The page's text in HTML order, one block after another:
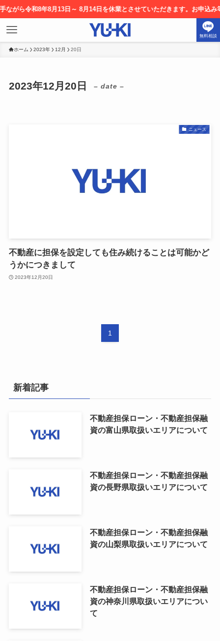
和8年8月13日～ 8月14日を休業とさせていただきます。お申込み等につき
無料相談
ホーム 2023年 12月 20日
2023年12月20日 – date –
ニュース
不動産に担保を設定しても住み続けることは可能かど
うかにつきまして
2023年12月20日
1
新着記事
不動産担保ローン・不動産担保融
資の富山県取扱いエリアについて
不動産担保ローン・不動産担保融
資の長野県取扱いエリアについて
不動産担保ローン・不動産担保融
資の山梨県取扱いエリアについて
不動産担保ローン・不動産担保融
資の神奈川県取扱いエリアについ
て